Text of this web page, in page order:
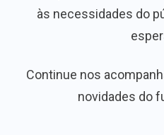
às necessidades do
Continue nos
novidades do